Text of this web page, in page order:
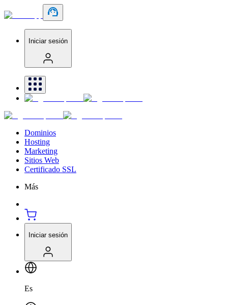
Iniciar sesión
Dominios
Hosting
Marketing
Sitios Web
Certificado SSL
Más
Iniciar sesión
Es